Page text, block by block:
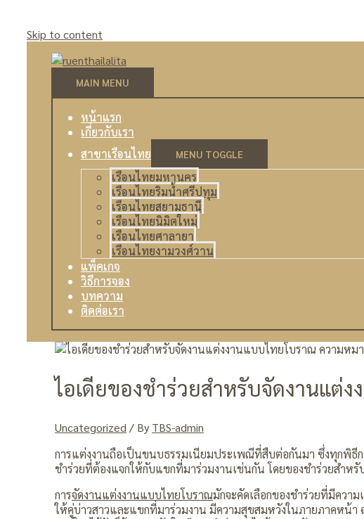
Skip to content
MAIN MENU
หน้าแรก
เกี่ยวกับเรา
สาขาเรือนไทย
MENU TOGGLE
เรือนไทยมหานคร
เรือนไทยริมน้ำศรีปทุม
เรือนไทยสยามธานี
เรือนไทยนิมิตใหม่
เรือนไทยศาลายา
เรือนไทยงามวงศ์วาน
แพ็คเกจ
วิธีการจอง
บทความ
ติดต่อเรา
ไอเดียของชำร่วยสำหรับจัดงานแต่
Uncategorized / By TBS-admin
การแต่งงานถือเป็นขนบธรรมเนียมประเพณีที่สืบต่อกันมา ซึ่งทุกพิธีก
ชำร่วยที่ต้องแจกให้กับแขกที่มาร่วมงานเช่นกัน โดยของชำร่วยสำ
การจัดงานแต่งงานแบบไทยโบราณมักจะคัดเลือกของชำร่วยที่มีควา
ให้คู่บ่าวสาวและแขกที่มาร่วมงาน มีความสุขสมหวังในภายภาคหน้